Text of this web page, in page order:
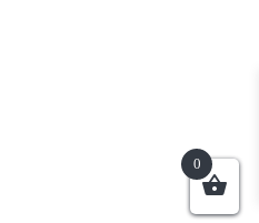
0